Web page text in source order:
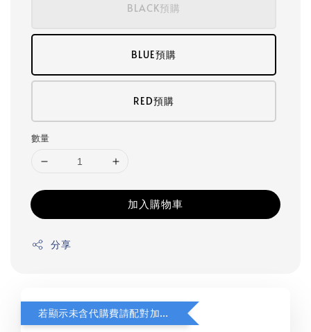
BLACK預購
BLUE預購
RED預購
數量
加入購物車
分享
若顯示未含代購費請配對加購(未加購視同無效訂單)